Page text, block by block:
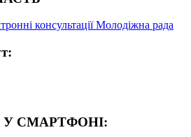
консультаціїМолодіжна рада
СМАРТФОНІ: